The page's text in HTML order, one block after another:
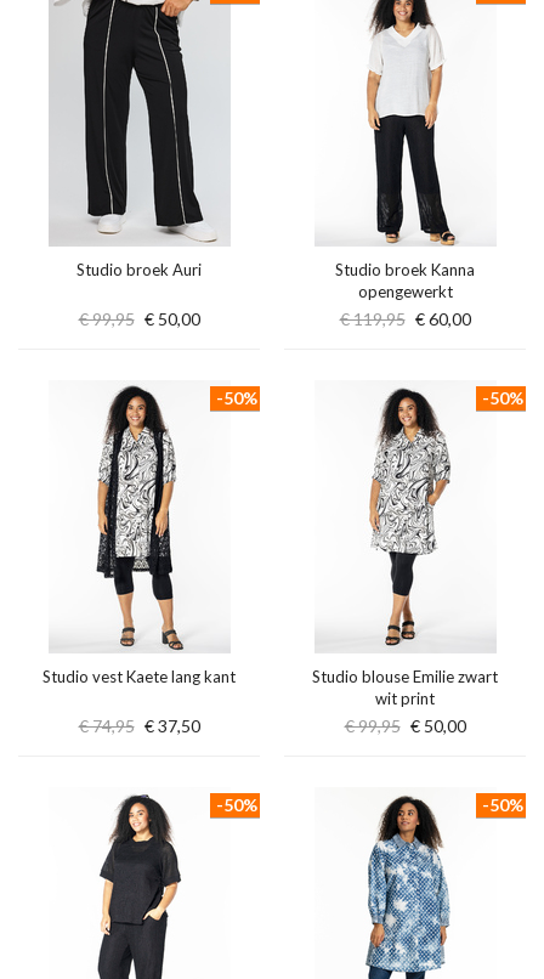
Studio broek Auri
€ 99,95 € 50,00
Studio broek Kanna
opengewerkt
€ 119,95 € 60,00
Studio vest Kaete lang kant
€ 74,95 € 37,50
-50%
Studio blouse Emilie zwart
wit print
€ 99,95 € 50,00
-50%
-50% -50%